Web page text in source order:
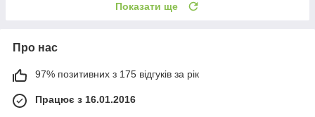
Показати ще
Про нас
97% позитивних з 175 відгуків за рік
Працює з 16.01.2016